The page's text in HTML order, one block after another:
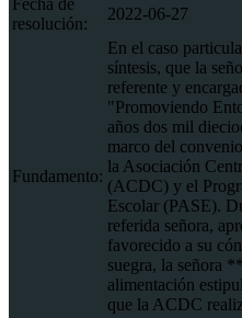
Fecha de
resolución:
2022-06-27
Fundamento:
En el caso
síntesis, que la
referente y
"Promoviendo
años dos mil
marco del
la Asociación
(ACDC) y el
Escolar (PASE).
referida señora,
favorecido a su
suegra, la señora
alimentación
que la ACDC